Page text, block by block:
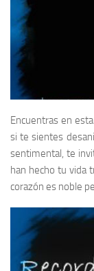
Encuentras en
si te sientes
sentimental, te
han hecho tu vida
corazón es noble